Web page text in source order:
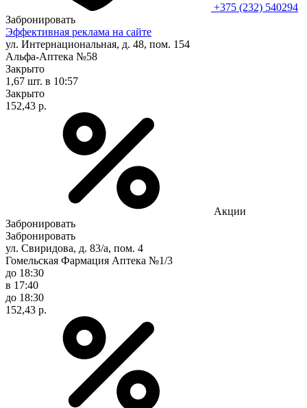
+375 (232) 540294
Забронировать
Эффективная реклама на сайте
ул. Интернациональная, д. 48, пом. 154
Альфа-Аптека №58
Закрыто
1,67 шт. в 10:57
Закрыто
152,43 р.
Акции
Забронировать
Забронировать
ул. Свиридова, д. 83/а, пом. 4
Гомельская Фармация Аптека №1/3
до 18:30
в 17:40
до 18:30
152,43 р.